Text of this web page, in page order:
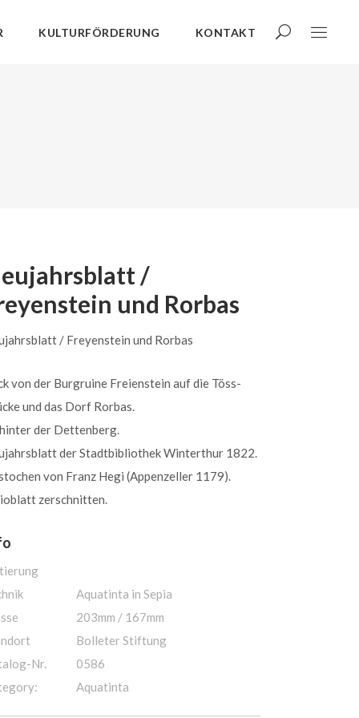
KULTURFÖRDERUNG KONTAKT
/
und Rorbas
/ Freyenstein und Rorbas
von der Burgruine Freienstein auf die Töss-
und das Dorf Rorbas.
der Dettenberg.
der Stadtbibliothek Winterthur 1822.
von Franz Hegi (Appenzeller 1179).
zerschnitten.
Aquatinta in Sepia
203mm / 167mm
Bolleter Stiftung
Nr.
0586
Aquatinta